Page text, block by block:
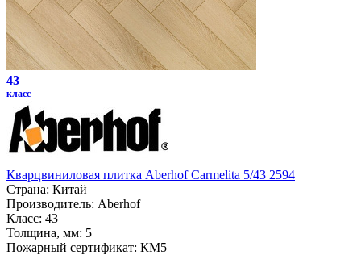
43
класс
Кварцвиниловая плитка Aberhof Carmelita 5/43 2594
Страна: Китай
Производитель: Aberhof
Класс: 43
Толщина, мм: 5
Пожарный сертификат: КМ5